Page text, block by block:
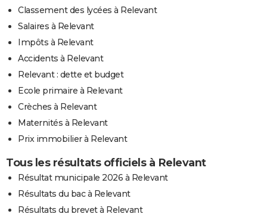
Classement des lycées à Relevant
Salaires à Relevant
Impôts à Relevant
Accidents à Relevant
Relevant : dette et budget
Ecole primaire à Relevant
Crèches à Relevant
Maternités à Relevant
Prix immobilier à Relevant
Tous les résultats officiels à Relevant
Résultat municipale 2026 à Relevant
Résultats du bac à Relevant
Résultats du brevet à Relevant